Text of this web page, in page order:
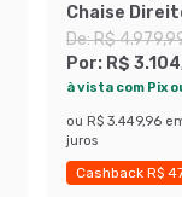
Chaise
cm
De:R$
Por: R$
à vista com Pix
ou R$ 3.449,96
juros
Cashback R$